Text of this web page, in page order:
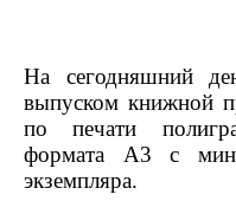
На сегодняшний
выпуском книжной
по печати
формата А3 с
экземпляра.